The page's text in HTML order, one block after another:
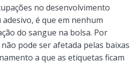
no desenvolvimento
é que em nenhum
do sangue na bolsa. Por
pode ser afetada pelas baixas
a que as etiquetas ficam